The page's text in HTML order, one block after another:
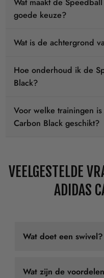
goede keuze?
Wat is de achtergrond
Hoe onderhoud ik de
Black?
Voor welke trainingen
Carbon Black geschikt?
VEELGESTELDE
ADIDAS
Wat doet een swivel?
Wat zijn de